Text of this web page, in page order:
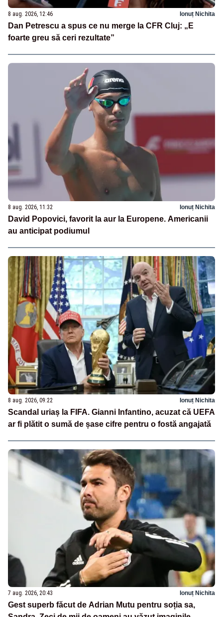
8 aug. 2026, 12:46 Ionuț Nichita
Dan Petrescu a spus ce nu merge la CFR Cluj: „E
foarte greu să ceri rezultate”
8 aug. 2026, 11:32 Ionuț Nichita
David Popovici, favorit la aur la Europene. Americanii
au anticipat podiumul
8 aug. 2026, 09:22 Ionuț Nichita
Scandal uriaș la FIFA. Gianni Infantino, acuzat că UEFA
ar fi plătit o sumă de șase cifre pentru o fostă angajată
7 aug. 2026, 20:43 Ionuț Nichita
Gest superb făcut de Adrian Mutu pentru soția sa,